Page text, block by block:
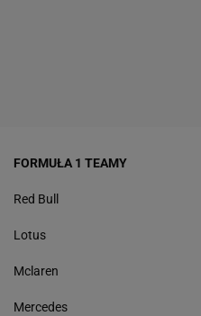
FORMUŁA 1 TEAMY
Red Bull
Lotus
Mclaren
Mercedes